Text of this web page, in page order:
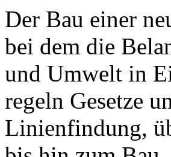
Der Bau einer
bei dem die
und Umwelt in
regeln Gesetze
Linienfindung,